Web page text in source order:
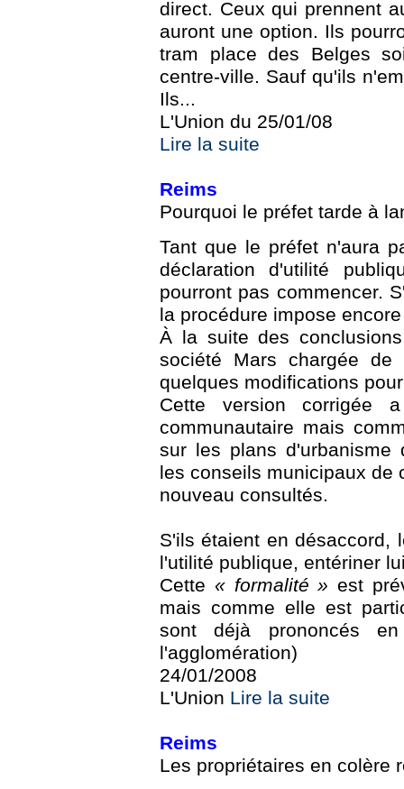
direct. Ceux qui prennent
auront une option. Ils
tram place des Belges
centre-ville. Sauf qu'ils
Ils...
L'Union du 25/01/08
Lire la suite
Reims
Pourquoi le préfet tarde à
Tant que le préfet n'aura
déclaration d'utilité
pourront pas commencer.
la procédure impose
À la suite des
société Mars chargée
quelques modifications
Cette version corrigée
communautaire mais
sur les plans d'urbanisme
les conseils municipaux de
nouveau consultés.
S'ils étaient en désaccord,
l'utilité publique, entériner
Cette « formalité » est
mais comme elle est
sont déjà prononcés
l'agglomération)
24/01/2008
L'Union Lire la suite
Reims
Les propriétaires en colère